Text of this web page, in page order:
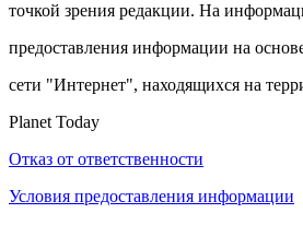
точкой зрения редакции. На
предоставления информации на
сети "Интернет", находящихся на
Planet Today
Отказ от ответственности
Условия предоставления информации